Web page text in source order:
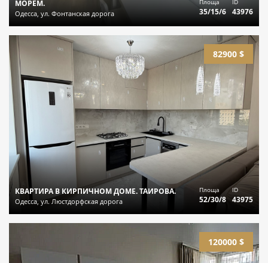
МОРЕМ.
Одесса, ул. Фонтанская дорога 35/15/6 43976
82900 $
КВАРТИРА В КИРПИЧНОМ ДОМЕ. ТАИРОВА.
Одесса, ул. Люстдорфская дорога
Площа
52/30/8
ID
43975
120000 $